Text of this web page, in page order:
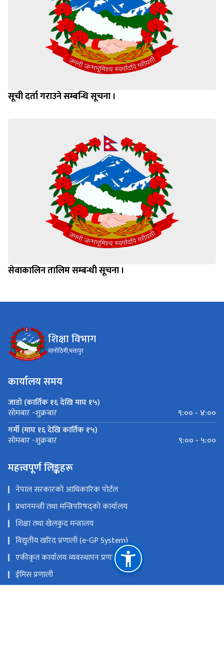
सूची दर्ता गराउने सम्बन्धि सूचना ।
सेवाकालिन तालिम सम्बन्धी सूचना ।
शिक्षा विभाग
सानोठिमी,भक्तपुर
कार्यालय समय
जाडो (कार्तिक १६ देखि माघ १५)
सोमबार -शुक्रबार
९:०० - ४:००
गर्मी (माघ १६ देखि कार्तिक १५)
सोमबार -शुक्रबार ९:०० - ५:००
महत्त्वपूर्ण लिङ्कहरू
नेपाल सरकारको आधिकारिक पोर्टल
प्रधानमन्त्री तथा मन्त्रिपरिषद्को कार्यालय
शिक्षा तथा खेलकुद मन्त्रालय
विद्युतीय खरिद प्रणाली (e-GP System)
एकीकृत कार्यालय व्यवस्थापन प्रणाली
ईमिस प्रणाली